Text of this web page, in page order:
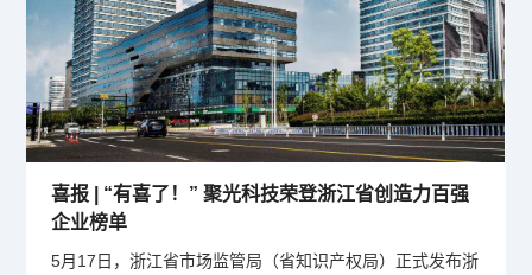
喜报 | “有喜了！” 聚光科技荣登浙江省创造力百强
企业榜单
5月17日，浙江省市场监管局（省知识产权局）正式发布浙